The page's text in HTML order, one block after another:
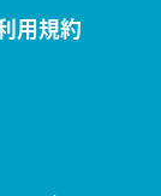
用規約